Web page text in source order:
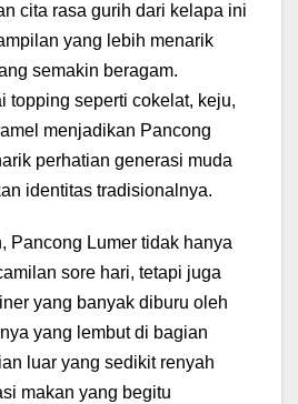
cita rasa gurih dari kelapa ini
yang lebih menarik
semakin beragam.
topping seperti cokelat, keju,
menjadikan Pancong
perhatian generasi muda
identitas tradisionalnya.
Pancong Lumer tidak hanya
sore hari, tetapi juga
yang banyak diburu oleh
yang lembut di bagian
luar yang sedikit renyah
makan yang begitu